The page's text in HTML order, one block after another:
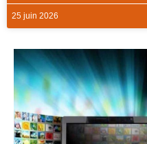
25 juin 2026